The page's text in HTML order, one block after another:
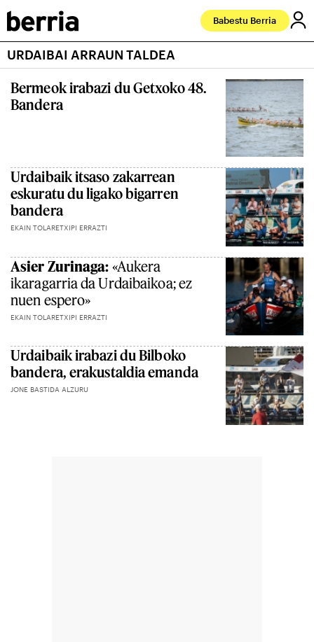
Babestu Berria
URDAIBAI ARRAUN TALDEA
Bermeok irabazi du Getxoko 48.
Bandera
Urdaibaik itsaso zakarrean
eskuratu du ligako bigarren
bandera
EKAIN TOLARETXIPI ERRAZTI
Asier Zurinaga: «Aukera
ikaragarria da Urdaibaikoa; ez
nuen espero»
EKAIN TOLARETXIPI ERRAZTI
Urdaibaik irabazi du Bilboko
bandera, erakustaldia emanda
JONE BASTIDA ALZURU